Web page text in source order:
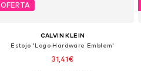
OFERTA
CALVIN KLEIN
Estojo 'Logo Hardware Emblem'
31,41€